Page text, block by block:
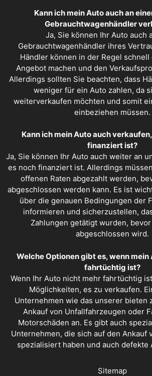
Kann ich mein Auto auch an
Gebrauchtwagenhändler
Ja, Sie können Ihr Auto auch
Gebrauchtwagenhändler ihres
Händler können in der Regel schnell
Angebot machen und den
Allerdings sollten Sie beachten, dass
weniger für ein Auto zahlen, da
weiterverkaufen möchten und somit
einbeziehen müssen.
Kann ich mein Auto auch
finanziert ist?
Ja, Sie können Ihr Auto auch weiter an
es noch finanziert ist. Allerdings
offenen Raten abgezahlt werden,
abgeschlossen werden kann. Es ist
über die genauen Bedingungen der
informieren und sicherzustellen,
Zahlungen getätigt wurden,
abgeschlossen wird.
Welche Optionen gibt es, wenn
fahrtüchtig ist?
Wenn Ihr Auto nicht mehr fahrtüchtig
Möglichkeiten, es zu verkaufen.
Unternehmen wie das unserer bieten
Ankauf von Unfallfahrzeugen oder
Motorschäden an. Es gibt auch
Unternehmen, die sich auf den Ankauf
spezialisiert haben und auch defekte
Sitemap